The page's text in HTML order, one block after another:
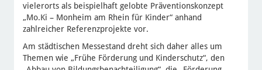
vielerorts als beispielhaft gelobte Präventionskonzept
„Mo.Ki – Monheim am Rhein für Kinder“ anhand
zahlreicher Referenzprojekte vor.
Am städtischen Messestand dreht sich daher alles um
Themen wie „Frühe Förderung und Kinderschutz“, den